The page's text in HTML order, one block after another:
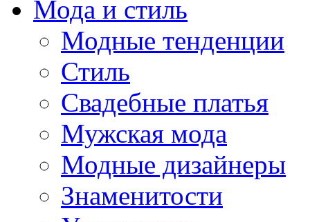
Мода и стиль
Модные тенденции
Стиль
Свадебные платья
Мужская мода
Модные дизайнеры
Знаменитости